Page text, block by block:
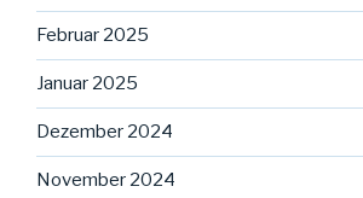
Februar 2025
Januar 2025
Dezember 2024
November 2024